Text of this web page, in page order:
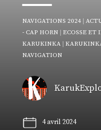
NAVIGATIONS 2024|
- CAP HORN | ECOSSE ET
KARUKINKA|
NAVIGATION
4 avril 2024